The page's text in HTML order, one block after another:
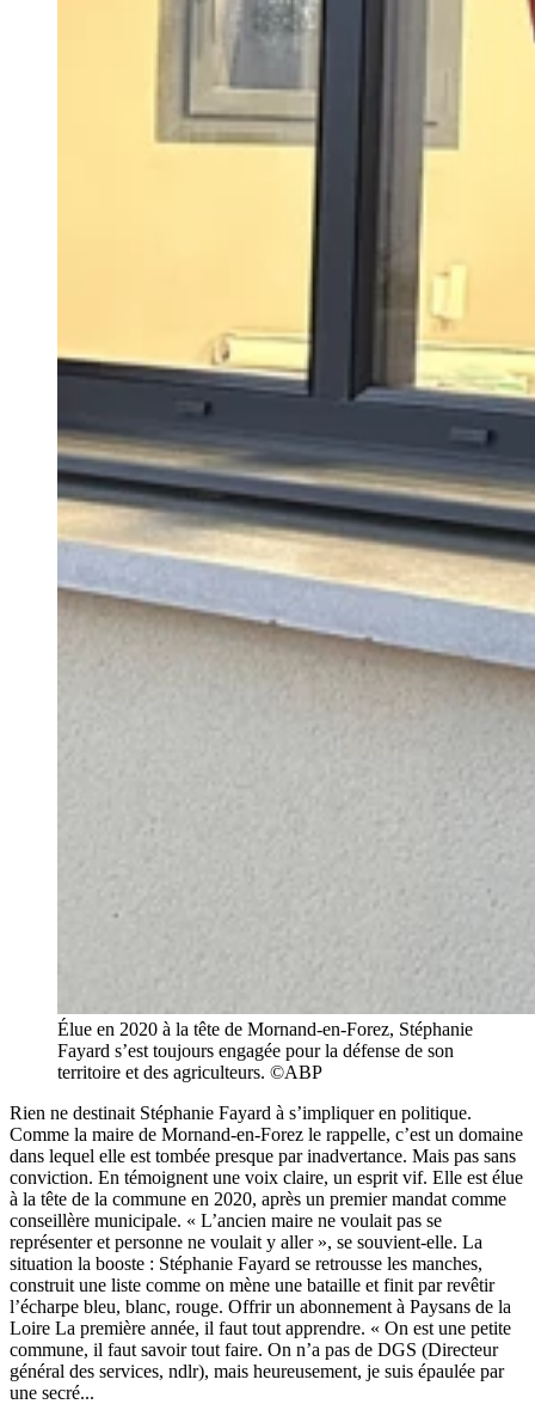
Élue en 2020 à la tête de Mornand-en-Forez, Stéphanie
Fayard s’est toujours engagée pour la défense de son
territoire et des agriculteurs. ©ABP
Rien ne destinait Stéphanie Fayard à s’impliquer en politique.
Comme la maire de Mornand-en-Forez le rappelle, c’est un domaine
dans lequel elle est tombée presque par inadvertance. Mais pas sans
conviction. En témoignent une voix claire, un esprit vif. Elle est élue
à la tête de la commune en 2020, après un premier mandat comme
conseillère municipale. « L’ancien maire ne voulait pas se
représenter et personne ne voulait y aller », se souvient-elle. La
situation la booste : Stéphanie Fayard se retrousse les manches,
construit une liste comme on mène une bataille et finit par revêtir
l’écharpe bleu, blanc, rouge. Offrir un abonnement à Paysans de la
Loire La première année, il faut tout apprendre. « On est une petite
commune, il faut savoir tout faire. On n’a pas de DGS (Directeur
général des services, ndlr), mais heureusement, je suis épaulée par
une secré...